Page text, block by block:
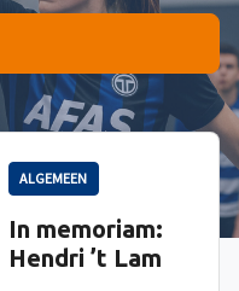
ALGEMEEN
In memoriam:
Hendri ’t Lam